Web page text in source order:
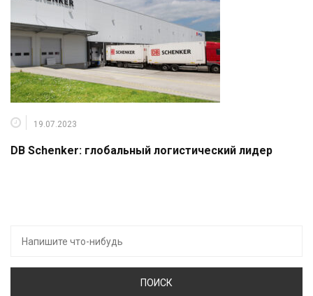
19.07.2023
DB Schenker: глобальный логистический лидер